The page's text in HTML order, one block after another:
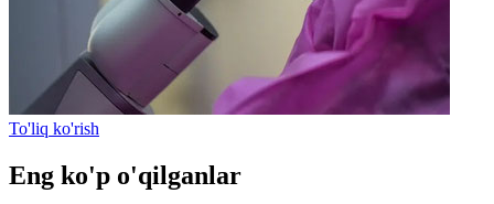
To'liq ko'rish
Eng ko'p o'qilganlar